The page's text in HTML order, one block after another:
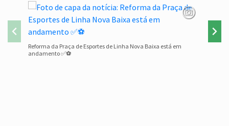
Reforma da Praça de Esportes de Linha Nova Baixa está em
andamento ✅⚽
Família